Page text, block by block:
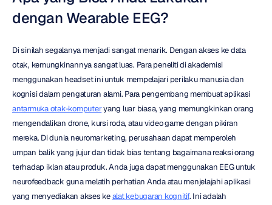
dengan Wearable EEG?
Di sinilah segalanya menjadi sangat menarik. Dengan akses ke data
otak, kemungkinannya sangat luas. Para peneliti di akademisi
menggunakan headset ini untuk mempelajari perilaku manusia dan
antarmuka otak-komputer yang luar biasa, yang memungkinkan orang
mengendalikan drone, kursi roda, atau video game dengan pikiran
mereka. Di dunia neuromarketing, perusahaan dapat memperoleh
umpan balik yang jujur dan tidak bias tentang bagaimana reaksi orang
terhadap iklan atau produk. Anda juga dapat menggunakan EEG untuk
neurofeedback guna melatih perhatian Anda atau menjelajahi aplikasi
yang menyediakan akses ke alat kebugaran kognitif. Ini adalah